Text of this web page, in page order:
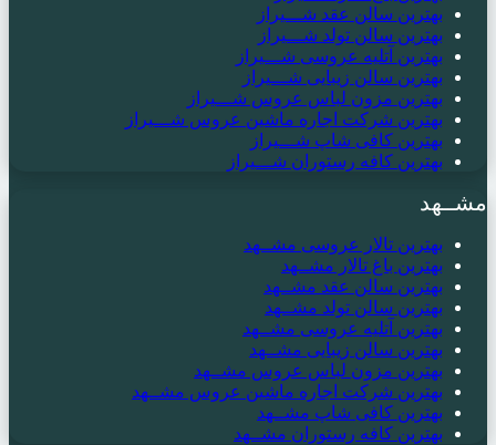
بهترین سالن عقد شـــیراز
بهترین سالن تولد شـــیراز
بهترین آتلیه عروسی شـــیراز
بهترین سالن زیبایی شـــیراز
بهترین مزون لباس عروس شـــیراز
بهترین شرکت اجاره ماشین عروس شـــیراز
بهترین کافی شاپ شـــیراز
بهترین کافه رستوران شـــیراز
مشــهد
بهترین تالار عروسی مشــهد
بهترین باغ تالار مشــهد
بهترین سالن عقد مشــهد
بهترین سالن تولد مشــهد
بهترین آتلیه عروسی مشــهد
بهترین سالن زیبایی مشــهد
بهترین مزون لباس عروس مشــهد
بهترین شرکت اجاره ماشین عروس مشــهد
بهترین کافی شاپ مشــهد
بهترین کافه رستوران مشــهد